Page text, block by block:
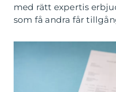
med rätt expertis
som få andra får